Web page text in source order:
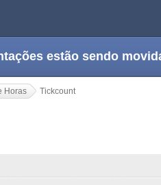
estão sendo
Horas Tickcount